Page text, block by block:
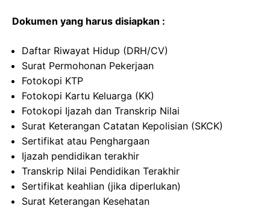
Dokumen yang harus disiapkan :
Daftar Riwayat Hidup (DRH/CV)
Surat Permohonan Pekerjaan
Fotokopi KTP
Fotokopi Kartu Keluarga (KK)
Fotokopi Ijazah dan Transkrip Nilai
Surat Keterangan Catatan Kepolisian (SKCK)
Sertifikat atau Penghargaan
Ijazah pendidikan terakhir
Transkrip Nilai Pendidikan Terakhir
Sertifikat keahlian (jika diperlukan)
Surat Keterangan Kesehatan